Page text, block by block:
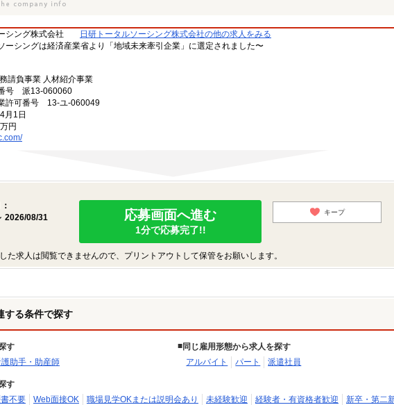
シング株式会社
日研トータルソーシング株式会社の他の求人をみる
ーシングは経済産業省より「地域未来牽引企業」に選定されました〜
請負事業 人材紹介事業
号 派13-060060
許可番号 13-ユ-060049
月1日
円
2026/08/31
応募画面へ進む
1分で応募完了!!
キープ
た求人は閲覧できませんので、プリントアウトして保管をお願いします。
する条件で探す
す
助手・助産師
同じ雇用形態から求人を探す
アルバイト
パート 派遣社員
す
不要 Web面接OK 職場見学OKまたは説明会あり 未経験歓迎 経験者・有資格者歓迎 新卒・第二